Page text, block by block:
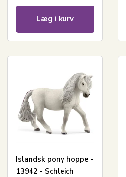
Læg i kurv
Islandsk pony hoppe -
13942 - Schleich